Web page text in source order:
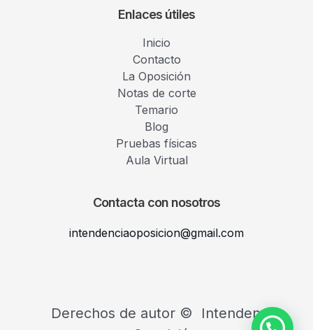
Enlaces útiles
Inicio
Contacto
La Oposición
Notas de corte
Temario
Blog
Pruebas físicas
Aula Virtual
Contacta con nosotros
intendenciaoposicion@gmail.com
Derechos de autor © Intendencia